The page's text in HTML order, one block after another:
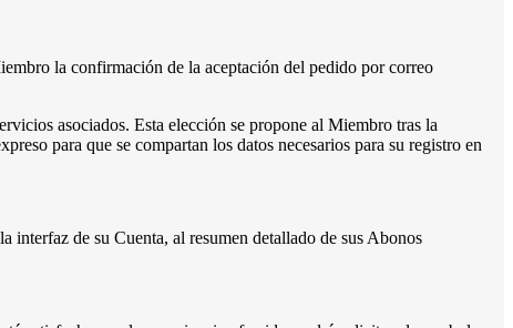
la confirmación de la aceptación del pedido por correo
asociados. Esta elección se propone al Miembro tras la
para que se compartan los datos necesarios para su registro en
de su Cuenta, al resumen detallado de sus Abonos